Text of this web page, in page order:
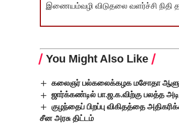
இணையம்வழி விடுதலை வளர்ச்சி நிதி
You Might Also Like
கலைஞர் பல்கலைக்கழக மசோதா
ஜார்க்கண்டில் பா.ஜ.க.விற்கு பலத்த அடி
குழந்தைப் பிறப்பு விகிதத்தை
சீன அரசு திட்டம்